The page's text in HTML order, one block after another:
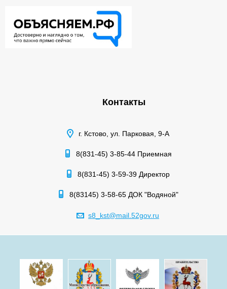
Контакты
г. Кстово, ул. Парковая, 9-А
8(831-45) 3-85-44 Приемная
8(831-45) 3-59-39 Директор
8(83145) 3-58-65 ДОК "Водяной"
s8_kst@mail.52gov.ru